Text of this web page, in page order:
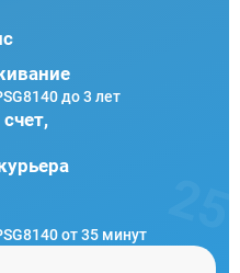
до 3 лет
от 35 минут